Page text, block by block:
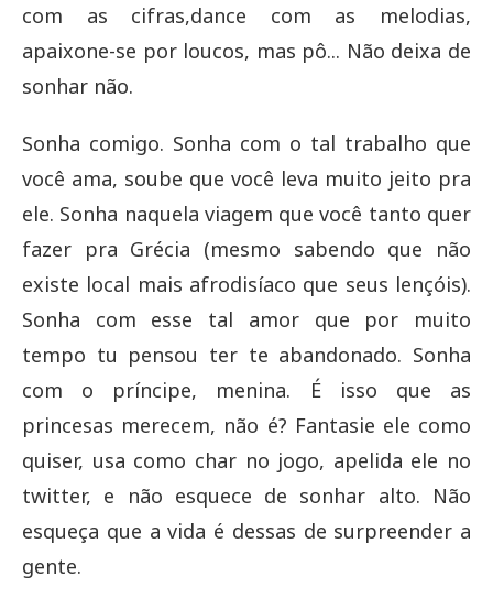
com as cifras,dance com as melodias,
apaixone-se por loucos, mas pô... Não deixa de
sonhar não.
Sonha comigo. Sonha com o tal trabalho que
você ama, soube que você leva muito jeito pra
ele. Sonha naquela viagem que você tanto quer
fazer pra Grécia (mesmo sabendo que não
existe local mais afrodisíaco que seus lençóis).
Sonha com esse tal amor que por muito
tempo tu pensou ter te abandonado. Sonha
com o príncipe, menina. É isso que as
princesas merecem, não é? Fantasie ele como
quiser, usa como char no jogo, apelida ele no
twitter, e não esquece de sonhar alto. Não
esqueça que a vida é dessas de surpreender a
gente.